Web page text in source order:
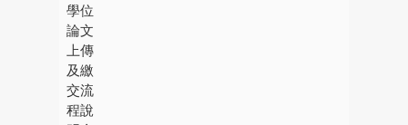
學位
論文
上傳
及繳
交流
程說